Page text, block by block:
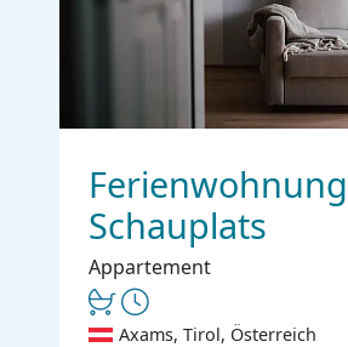
Ferienwohnung
Schauplats
Appartement
Axams, Tirol, Österreich